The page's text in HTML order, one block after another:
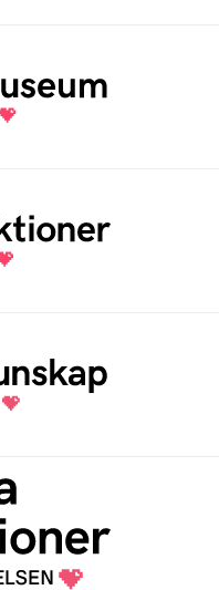
och kureras
färdiga lektioner
dig att bli en
en sektors- eller